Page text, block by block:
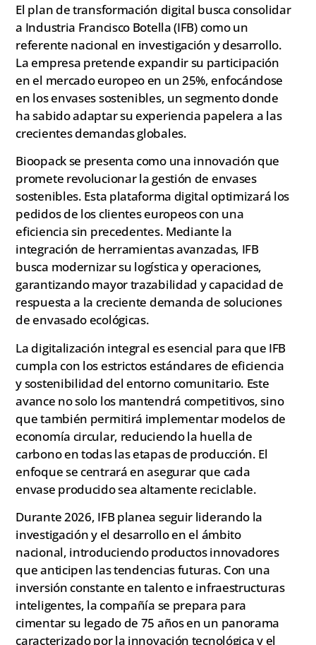
El plan de transformación digital busca consolidar
a Industria Francisco Botella (IFB) como un
referente nacional en investigación y desarrollo.
La empresa pretende expandir su participación
en el mercado europeo en un 25%, enfocándose
en los envases sostenibles, un segmento donde
ha sabido adaptar su experiencia papelera a las
crecientes demandas globales.
Bioopack se presenta como una innovación que
promete revolucionar la gestión de envases
sostenibles. Esta plataforma digital optimizará los
pedidos de los clientes europeos con una
eficiencia sin precedentes. Mediante la
integración de herramientas avanzadas, IFB
busca modernizar su logística y operaciones,
garantizando mayor trazabilidad y capacidad de
respuesta a la creciente demanda de soluciones
de envasado ecológicas.
La digitalización integral es esencial para que IFB
cumpla con los estrictos estándares de eficiencia
y sostenibilidad del entorno comunitario. Este
avance no solo los mantendrá competitivos, sino
que también permitirá implementar modelos de
economía circular, reduciendo la huella de
carbono en todas las etapas de producción. El
enfoque se centrará en asegurar que cada
envase producido sea altamente reciclable.
Durante 2026, IFB planea seguir liderando la
investigación y el desarrollo en el ámbito
nacional, introduciendo productos innovadores
que anticipen las tendencias futuras. Con una
inversión constante en talento e infraestructuras
inteligentes, la compañía se prepara para
cimentar su legado de 75 años en un panorama
caracterizado por la innovación tecnológica y el